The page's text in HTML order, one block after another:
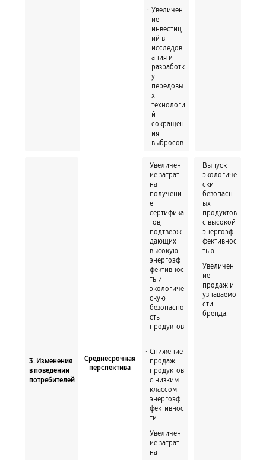
Увеличен
ие
инвестиц
ий в
исследов
ания и
разработк
у
передовы
х
технологи
й
сокращен
ия
выбросов.
3. Изменения
в поведении
потребителей
Среднесрочная
перспектива
Увеличен
ие затрат
на
получени
е
сертифика
тов,
подтверж
дающих
высокую
энергоэф
фективнос
ть и
экологиче
скую
безопасно
сть
продуктов
.
Снижение
продаж
продуктов
с низким
классом
энергоэф
фективнос
ти.
Увеличен
ие затрат
на
Выпуск
экологиче
ски
безопасн
ых
продуктов
c высокой
энергоэф
фективнос
тью.
Увеличен
ие
продаж и
узнаваемо
сти
бренда.